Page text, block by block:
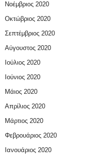
Νοέμβριος 2020
Οκτώβριος 2020
Σεπτέμβριος 2020
Αύγουστος 2020
Ιούλιος 2020
Ιούνιος 2020
Μάιος 2020
Απρίλιος 2020
Μάρτιος 2020
Φεβρουάριος 2020
Ιανουάριος 2020